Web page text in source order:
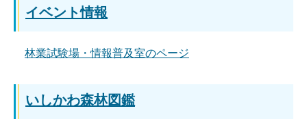
イベント情報
林業試験場・情報普及室のページ
いしかわ森林図鑑